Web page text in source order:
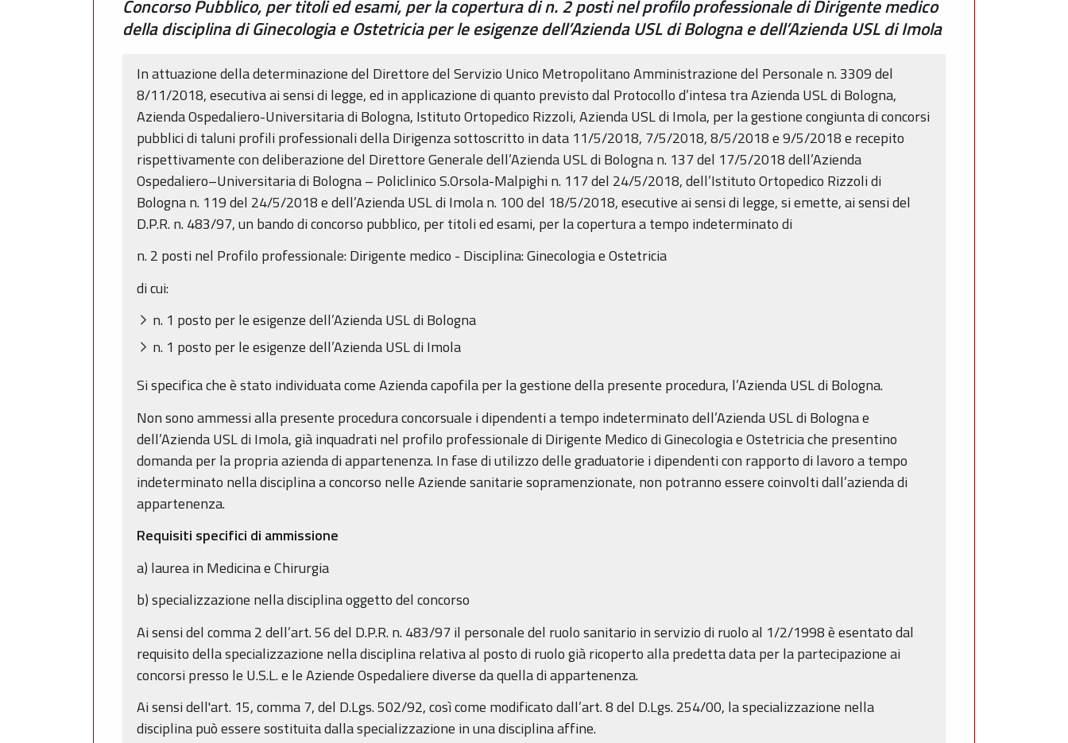
Concorso Pubblico, per titoli ed esami, per la copertura di n. 2 posti nel profilo professionale di Dirigente medico
della disciplina di Ginecologia e Ostetricia per le esigenze dell’Azienda USL di Bologna e dell’Azienda USL di Imola
In attuazione della determinazione del Direttore del Servizio Unico Metropolitano Amministrazione del Personale n. 3309 del
8/11/2018, esecutiva ai sensi di legge, ed in applicazione di quanto previsto dal Protocollo d’intesa tra Azienda USL di Bologna,
Azienda Ospedaliero-Universitaria di Bologna, Istituto Ortopedico Rizzoli, Azienda USL di Imola, per la gestione congiunta di concorsi
pubblici di taluni profili professionali della Dirigenza sottoscritto in data 11/5/2018, 7/5/2018, 8/5/2018 e 9/5/2018 e recepito
rispettivamente con deliberazione del Direttore Generale dell’Azienda USL di Bologna n. 137 del 17/5/2018 dell’Azienda
Ospedaliero–Universitaria di Bologna – Policlinico S.Orsola-Malpighi n. 117 del 24/5/2018, dell’Istituto Ortopedico Rizzoli di
Bologna n. 119 del 24/5/2018 e dell’Azienda USL di Imola n. 100 del 18/5/2018, esecutive ai sensi di legge, si emette, ai sensi del
D.P.R. n. 483/97, un bando di concorso pubblico, per titoli ed esami, per la copertura a tempo indeterminato di
n. 2 posti nel Profilo professionale: Dirigente medico - Disciplina: Ginecologia e Ostetricia
di cui:
n. 1 posto per le esigenze dell’Azienda USL di Bologna
n. 1 posto per le esigenze dell’Azienda USL di Imola
Si specifica che è stato individuata come Azienda capofila per la gestione della presente procedura, l’Azienda USL di Bologna.
Non sono ammessi alla presente procedura concorsuale i dipendenti a tempo indeterminato dell’Azienda USL di Bologna e
dell’Azienda USL di Imola, già inquadrati nel profilo professionale di Dirigente Medico di Ginecologia e Ostetricia che presentino
domanda per la propria azienda di appartenenza. In fase di utilizzo delle graduatorie i dipendenti con rapporto di lavoro a tempo
indeterminato nella disciplina a concorso nelle Aziende sanitarie sopramenzionate, non potranno essere coinvolti dall’azienda di
appartenenza.
Requisiti specifici di ammissione
a) laurea in Medicina e Chirurgia
b) specializzazione nella disciplina oggetto del concorso
Ai sensi del comma 2 dell’art. 56 del D.P.R. n. 483/97 il personale del ruolo sanitario in servizio di ruolo al 1/2/1998 è esentato dal
requisito della specializzazione nella disciplina relativa al posto di ruolo già ricoperto alla predetta data per la partecipazione ai
concorsi presso le U.S.L. e le Aziende Ospedaliere diverse da quella di appartenenza.
Ai sensi dell'art. 15, comma 7, del D.Lgs. 502/92, così come modificato dall’art. 8 del D.Lgs. 254/00, la specializzazione nella
disciplina può essere sostituita dalla specializzazione in una disciplina affine.